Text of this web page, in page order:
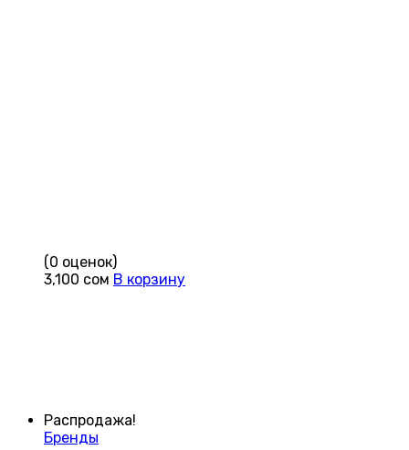
(0 оценок)
3,100 сом В корзину
Распродажа!
Бренды